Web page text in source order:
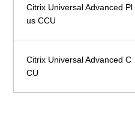
Citrix Universal Advanced Pl
us CCU
Citrix Universal Advanced C
CU